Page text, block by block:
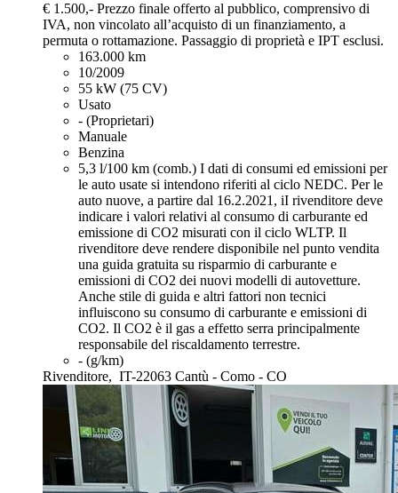
€ 1.500,- Prezzo finale offerto al pubblico, comprensivo di
IVA, non vincolato all’acquisto di un finanziamento, a
permuta o rottamazione. Passaggio di proprietà e IPT esclusi.
163.000 km
10/2009
55 kW (75 CV)
Usato
- (Proprietari)
Manuale
Benzina
5,3 l/100 km (comb.) I dati di consumi ed emissioni per
le auto usate si intendono riferiti al ciclo NEDC. Per le
auto nuove, a partire dal 16.2.2021, iI rivenditore deve
indicare i valori relativi al consumo di carburante ed
emissione di CO2 misurati con il ciclo WLTP. Il
rivenditore deve rendere disponibile nel punto vendita
una guida gratuita su risparmio di carburante e
emissioni di CO2 dei nuovi modelli di autovetture.
Anche stile di guida e altri fattori non tecnici
influiscono su consumo di carburante e emissioni di
CO2. Il CO2 è il gas a effetto serra principalmente
responsabile del riscaldamento terrestre.
- (g/km)
Rivenditore, IT-22063 Cantù - Como - CO